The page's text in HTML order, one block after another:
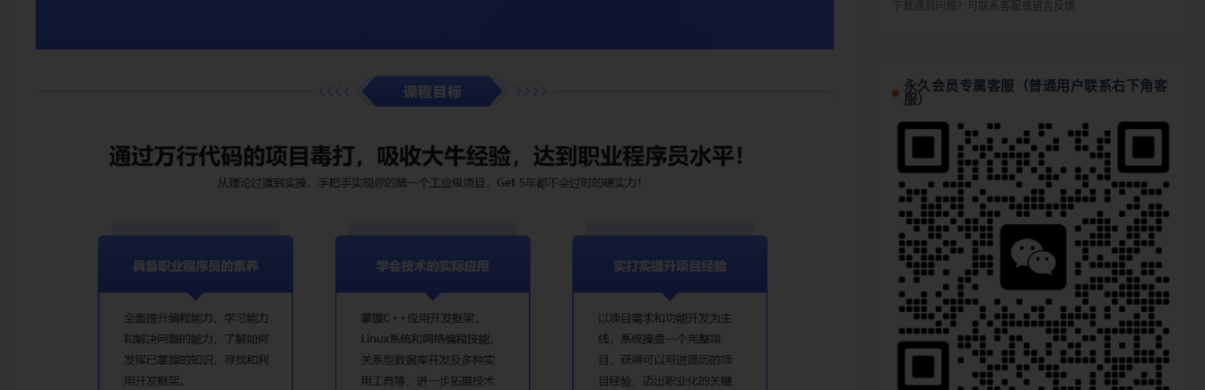
下载遇到问题？可联系客服或留言反馈
永久会员专属客服（普通用户联系右下角客
服）